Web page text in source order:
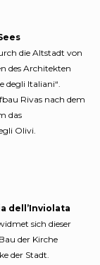
die Altstadt von
des Architekten
degli Italiani“.
Rivas nach dem
das
Olivi.
dell’Inviolata
sich dieser
der Kirche
der Stadt.